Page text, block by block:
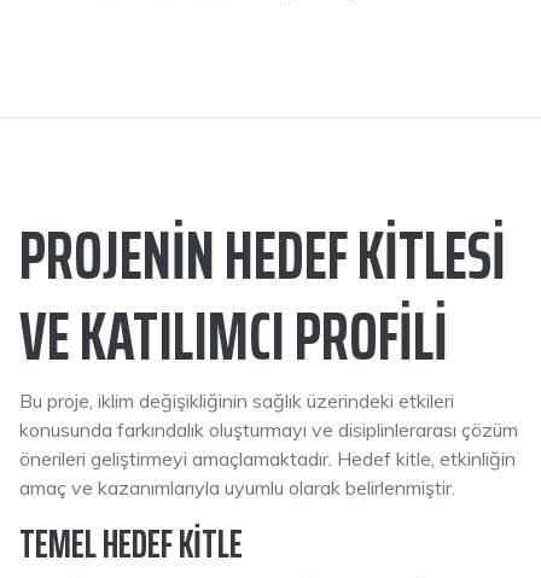
PROJENIN HEDEF KITLESI
VE KATILIMCI PROFILI
Bu proje, iklim değişikliğinin sağlık üzerindeki etkileri
konusunda farkındalık oluşturmayı ve disiplinlerarası çözüm
önerileri geliştirmeyi amaçlamaktadır. Hedef kitle, etkinliğin
amaç ve kazanımlarıyla uyumlu olarak belirlenmiştir.
TEMEL HEDEF KITLE